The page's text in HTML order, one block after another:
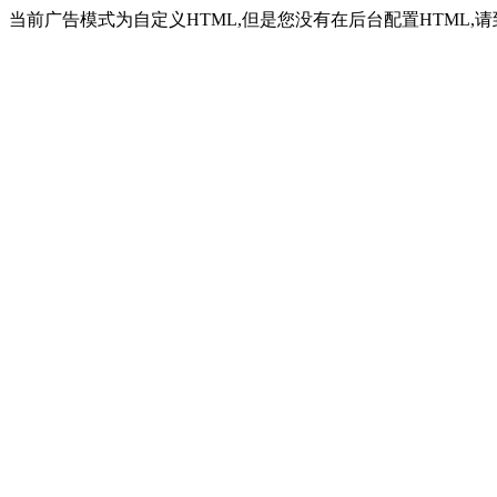
当前广告模式为自定义HTML,但是您没有在后台配置HTML,